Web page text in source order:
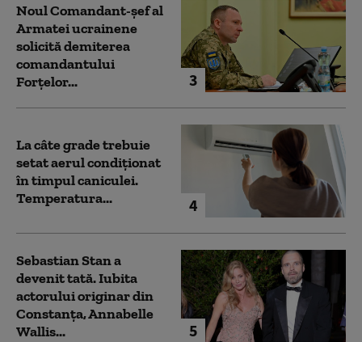
3
Noul Comandant-șef al
Armatei ucrainene
solicită demiterea
comandantului
Forțelor...
4
La câte grade trebuie
setat aerul condiționat
în timpul caniculei.
Temperatura...
5
Sebastian Stan a
devenit tată. Iubita
actorului originar din
Constanța, Annabelle
Wallis...